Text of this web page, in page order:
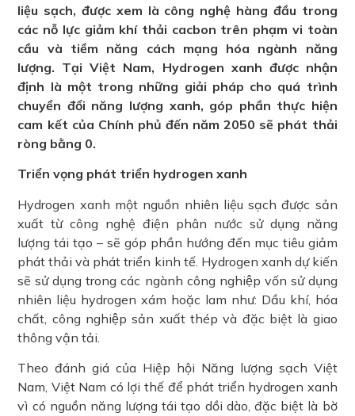
liệu sạch, được xem là công nghệ hàng đầu trong
các nỗ lực giảm khí thải cacbon trên phạm vi toàn
cầu và tiềm năng cách mạng hóa ngành năng
lượng. Tại Việt Nam, Hydrogen xanh được nhận
định là một trong những giải pháp cho quá trình
chuyển đổi năng lượng xanh, góp phần thực hiện
cam kết của Chính phủ đến năm 2050 sẽ phát thải
ròng bằng 0.
Triển vọng phát triển hydrogen xanh
Hydrogen xanh một nguồn nhiên liệu sạch được sản
xuất từ công nghệ điện phân nước sử dụng năng
lượng tái tạo – sẽ góp phần hướng đến mục tiêu giảm
phát thải và phát triển kinh tế. Hydrogen xanh dự kiến
sẽ sử dụng trong các ngành công nghiệp vốn sử dụng
nhiên liệu hydrogen xám hoặc lam như: Dầu khí, hóa
chất, công nghiệp sản xuất thép và đặc biệt là giao
thông vận tải.
Theo đánh giá của Hiệp hội Năng lượng sạch Việt
Nam, Việt Nam có lợi thế để phát triển hydrogen xanh
vì có nguồn năng lượng tái tạo dồi dào, đặc biệt là bờ